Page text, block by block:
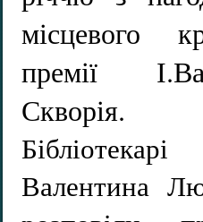
місцевого
премії
Скворія.
Валентина